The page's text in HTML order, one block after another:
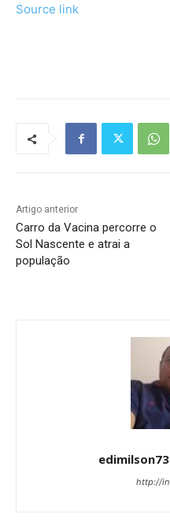
Source link
Artigo anterior
Carro da Vacina percorre o
Sol Nascente e atrai a
população
http://